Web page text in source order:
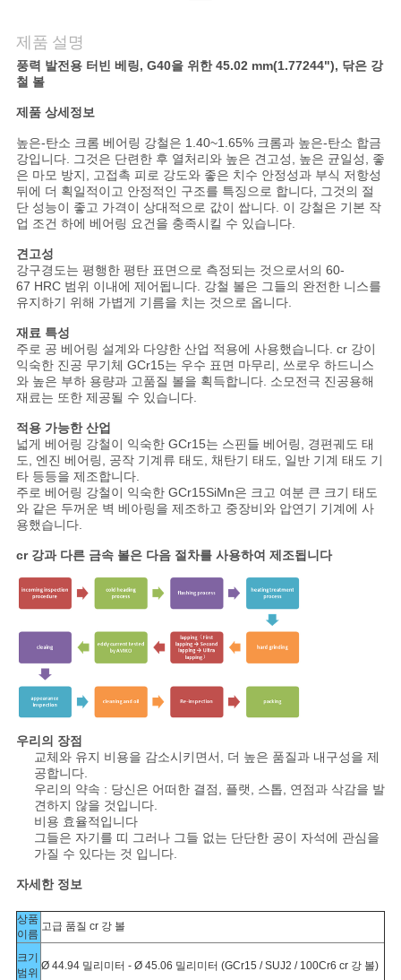
뉴
스
사
이
트
맵
PRIVACY
POLICY
제품 설명
풍력 발전용 터빈 베링, G40을 위한 45.02 mm(1.77244"), 닦은 강
철 볼
제품 상세정보
높은-탄소 크롬 베어링 강철은 1.40~1.65% 크롬과 높은-탄소 합금
강입니다. 그것은 단련한 후 열처리와 높은 견고성, 높은 균일성, 좋
은 마모 방지, 고접촉 피로 강도와 좋은 치수 안정성과 부식 저항성
뒤에 더 획일적이고 안정적인 구조를 특징으로 합니다, 그것의 절
단 성능이 좋고 가격이 상대적으로 값이 쌉니다. 이 강철은 기본 작
업 조건 하에 베어링 요건을 충족시킬 수 있습니다.
견고성
강구경도는 평행한 평탄 표면으로 측정되는 것으로서의 60-
67 HRC 범위 이내에 제어됩니다. 강철 볼은 그들의 완전한 니스를
유지하기 위해 가볍게 기름을 치는 것으로 옵니다.
재료 특성
주로 공 베어링 설계와 다양한 산업 적용에 사용했습니다. cr 강이
익숙한 진공 무기체 GCr15는 우수 표면 마무리, 쓰로우 하드니스
와 높은 부하 용량과 고품질 볼을 획득합니다. 소모전극 진공용해
재료는 또한 제공될 수 있습니다.
적용 가능한 산업
넓게 베어링 강철이 익숙한 GCr15는 스핀들 베어링, 경편궤도 태
도, 엔진 베어링, 공작 기계류 태도, 채탄기 태도, 일반 기계 태도 기
타 등등을 제조합니다.
주로 베어링 강철이 익숙한 GCr15SiMn은 크고 여분 큰 크기 태도
와 같은 두꺼운 벽 베아링을 제조하고 중장비와 압연기 기계에 사
용했습니다.
cr 강과 다른 금속 볼은 다음 절차를 사용하여 제조됩니다
우리의 장점
교체와 유지 비용을 감소시키면서, 더 높은 품질과 내구성을 제
공합니다.
우리의 약속 : 당신은 어떠한 결점, 플랫, 스톱, 연점과 삭감을 발
견하지 않을 것입니다.
비용 효율적입니다
그들은 자기를 띠 그러나 그들 없는 단단한 공이 자석에 관심을
가질 수 있다는 것 입니다.
자세한 정보
상품
이름
고급 품질 cr 강 볼
크기
범위
Ø 44.94 밀리미터 - Ø 45.06 밀리미터 (GCr15 / SUJ2 / 100Cr6 cr 강 볼)